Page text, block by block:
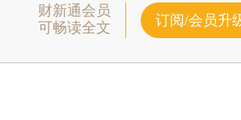
财新通会员
可畅读全文
订阅/会员升